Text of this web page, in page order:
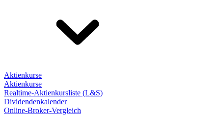
Aktienkurse
Aktienkurse
Realtime-Aktienkursliste (L&S)
Dividendenkalender
Online-Broker-Vergleich